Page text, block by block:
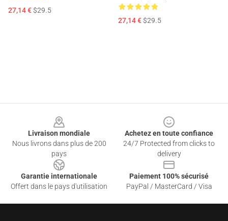
27,14 €$29.5
27,14 €$29.5
Livraison mondiale
Nous livrons dans plus de 200
pays
Achetez en toute confiance
24/7 Protected from clicks to
delivery
Garantie internationale
Offert dans le pays d'utilisation
Paiement 100% sécurisé
PayPal / MasterCard / Visa